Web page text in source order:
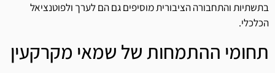
בתשתיות והתחבורה הציבורית מוסיפים גם הם לערך ולפוטנציאל
הכלכלי.
תחומי ההתמחות של שמאי מקרקעין